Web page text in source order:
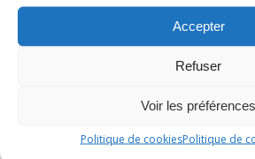
Accepter
Refuser
Voir les préférences
Politique de cookiesPolitique de